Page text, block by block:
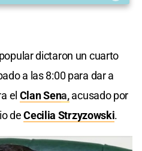
dictaron un cuarto
a las 8:00 para dar a
el Clan Sena,acusado por
deCecilia Strzyzowski.